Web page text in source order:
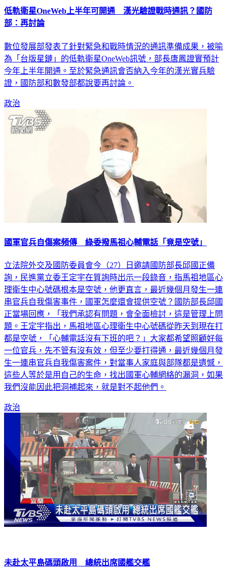
低軌衛星OneWeb上半年可開通 漢光驗證戰時通訊？國防
數位發展部發表了針對緊急和戰時情況的通訊準備成果，被喻
為「台版星鏈」的低軌衛星OneWeb訊號，部長唐鳳證實預計
今年上半年開通。至於緊急通訊會否納入今年的漢光實兵驗
政治
立法院外交及國防委員會今（27）日邀請國防部長邱國正備
詢，民進黨立委王定宇在質詢時出示一段錄音，指馬祖地區心
理衛生中心號碼根本是空號，他更直言，最近幾個月發生一連
串官兵自我傷害事件，國軍怎麼還會提供空號？國防部長邱國
正當場回應，「我們承認有問題，會全面檢討，這是管理上問
題。王定宇指出，馬祖地區心理衛生中心號碼從昨天到現在打
都是空號，「心輔電話沒有下班的吧？」大家都希望照顧好每
一位官兵，先不管有沒有效，但至少要打得通，最近幾個月發
生一連串官兵自我傷害案件，對當事人家庭與部隊都是遺憾，
這些人等於是用自己的生命，找出國軍心輔網絡的漏洞，如果